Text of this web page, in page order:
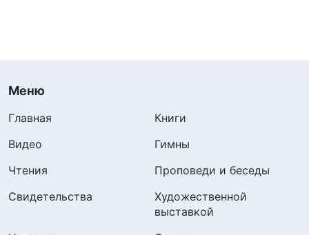
Меню
Главная
Книги
Видео
Гимны
Чтения
Проповеди и беседы
Свидетельства
Художественной
выставкой